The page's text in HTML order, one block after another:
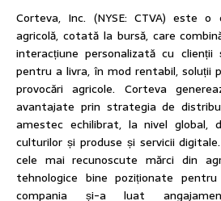
Corteva, Inc. (NYSE: CTVA) este o
agricolă, cotată la bursă, care
interacțiune personalizată cu clienții
pentru a livra, în mod rentabil, soluții
provocări agricole. Corteva
avantajate prin strategia de
amestec echilibrat, la nivel global,
culturilor și produse și servicii
cele mai recunoscute mărci din
tehnologice bine poziționate
compania și-a luat